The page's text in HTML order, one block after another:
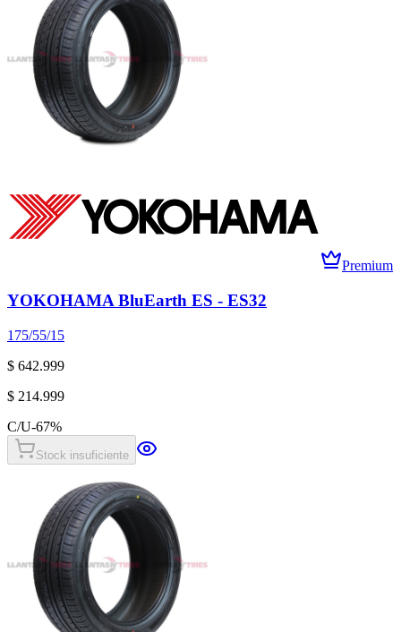
Premium
YOKOHAMA BluEarth ES - ES32
175/55/15
$ 642.999
$ 214.999
C/U-67%
Stock insuficiente